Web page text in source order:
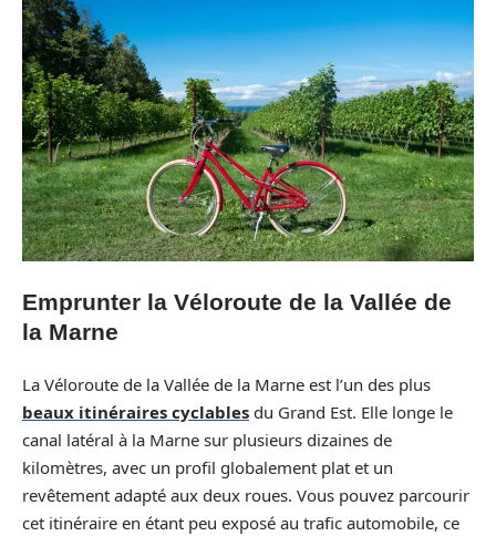
Emprunter la Véloroute de la Vallée de
la Marne
La Véloroute de la Vallée de la Marne est l’un des plus
beaux itinéraires cyclables du Grand Est. Elle longe le
canal latéral à la Marne sur plusieurs dizaines de
kilomètres, avec un profil globalement plat et un
revêtement adapté aux deux roues. Vous pouvez parcourir
cet itinéraire en étant peu exposé au trafic automobile, ce